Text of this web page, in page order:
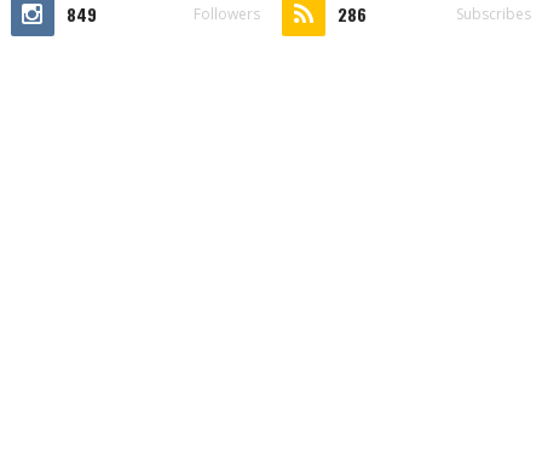
849 Followers 286 Subscribes